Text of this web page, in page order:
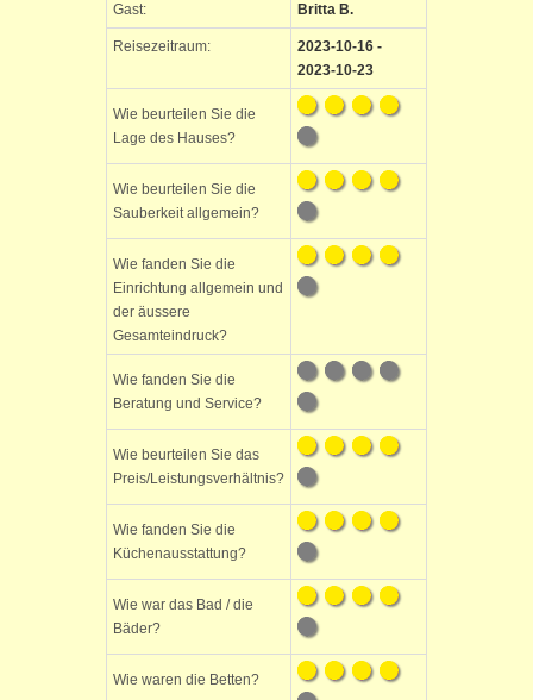
Gast: Britta B.
Reisezeitraum:
2023-10-16 -
2023-10-23
Wie beurteilen Sie die
Lage des Hauses?
Wie beurteilen Sie die
Sauberkeit allgemein?
Wie fanden Sie die
Einrichtung allgemein und
der äussere
Gesamteindruck?
Wie fanden Sie die
Beratung und Service?
Wie beurteilen Sie das
Preis/Leistungsverhältnis?
Wie fanden Sie die
Küchenausstattung?
Wie war das Bad / die
Bäder?
Wie waren die Betten?